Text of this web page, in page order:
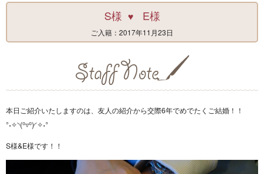
S様 ♥ E様
ご入籍：2017年11月23日
本日ご紹介いたしますのは、友人の紹介から交際6年でめでたくご結婚！！
°˖✧◝(⁰▿⁰)◜✧˖°
S様&E様です！！